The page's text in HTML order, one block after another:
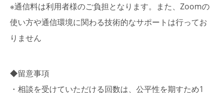
※通信料は利用者様のご負担となります。また、Zoomの
使い⽅や通信環境に関わる技術的なサポートは⾏ってお
りません
◆留意事項
・相談を受けていただける回数は、公平性を期すため1